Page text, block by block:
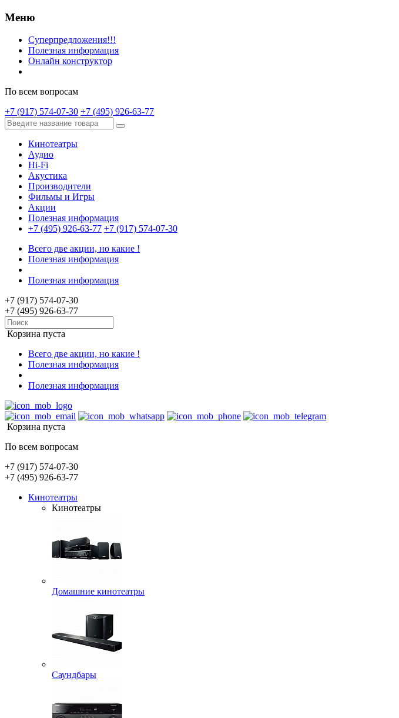
Меню
Суперпредложения!!!
Полезная информация
Онлайн конструктор
По всем вопросам
+7 (917) 574-07-30 +7 (495) 926-63-77
Кинотеатры
Аудио
Hi-Fi
Акустика
Производители
Фильмы и Игры
Акции
Полезная информация
+7 (495) 926-63-77 +7 (917) 574-07-30
Всего две акции, но какие !
Полезная информация
Полезная информация
+7 (917) 574-07-30
+7 (495) 926-63-77
Корзина пуста
Всего две акции, но какие !
Полезная информация
Полезная информация
Корзина пуста
По всем вопросам
+7 (917) 574-07-30
+7 (495) 926-63-77
Кинотеатры
Кинотеатры
Домашние кинотеатры
Саундбары